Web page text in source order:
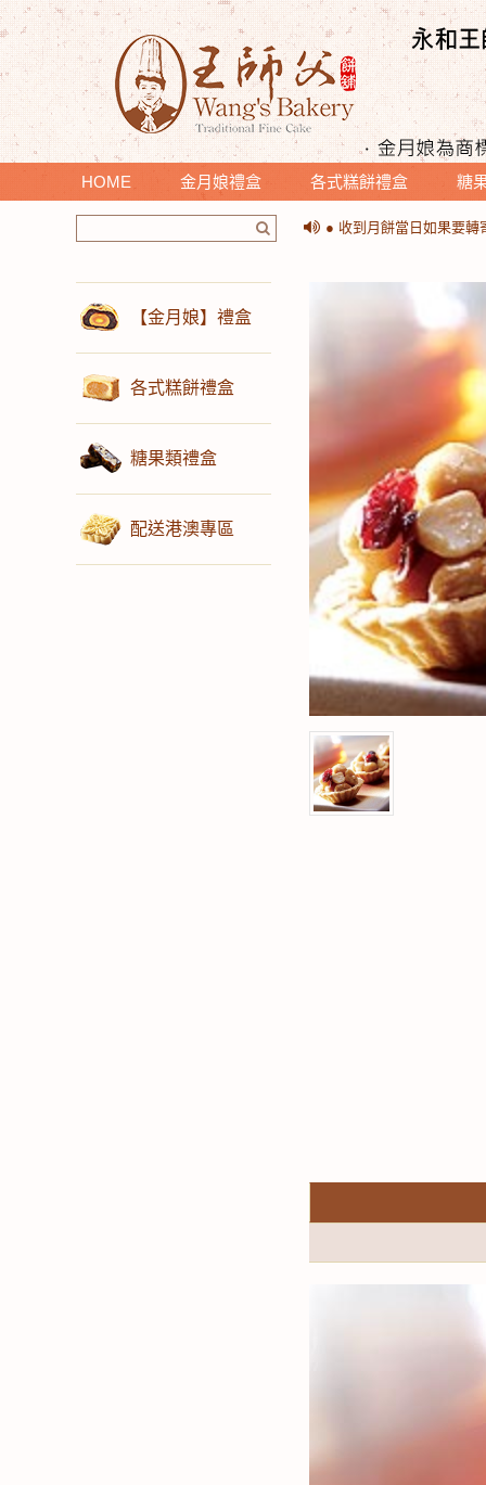
HOME 金月娘禮盒 各式糕餅禮盒 糖
＊提醒您收到月餅時，
● 收到月餅當日如果要轉
● 收到月餅當日如果要
【金月娘】禮盒
各式糕餅禮盒
糖果類禮盒
配送港澳專區